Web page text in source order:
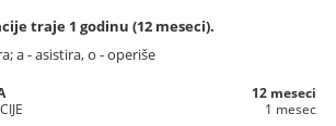
traje 1 godinu (12 meseci).
a - asistira, o - operiše
12 meseci
1 mesec